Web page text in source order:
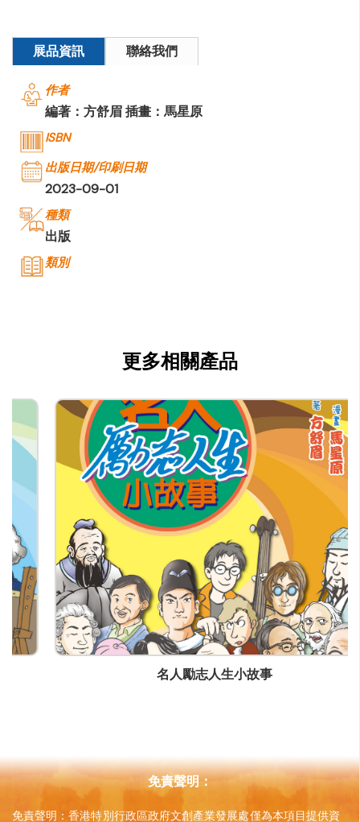
展品資訊 聯絡我們
作者
編著：方舒眉 插畫：馬星原
ISBN
出版日期/印刷日期
2023-09-01
種類
出版
類別
聯絡
公司商務/版權聯絡人姓名
袁周潮
創意總監
電郵
centuryculture@yahoo.com.hk
電話
(852) 92177389
傳真
(852) 65659722
更多相關產品
名人勵志人生小故事
免責聲明：
免責聲明：香港特別行政區政府文創產業發展處僅為本項目提供資